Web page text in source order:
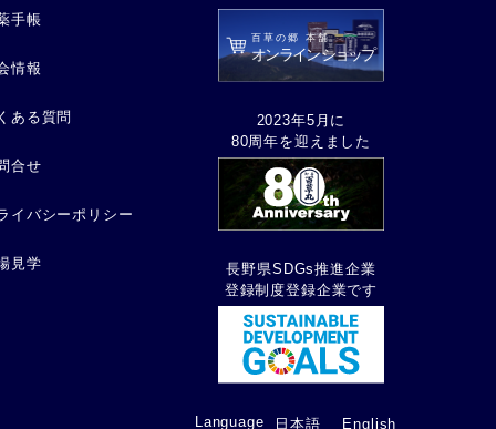
手帳
情報
ある質問
合せ
イバシーポリシー
見学
2023年5月に
80周年を迎えました
長野県SDGs推進企業
登録制度登録企業です
Language 日本語 English